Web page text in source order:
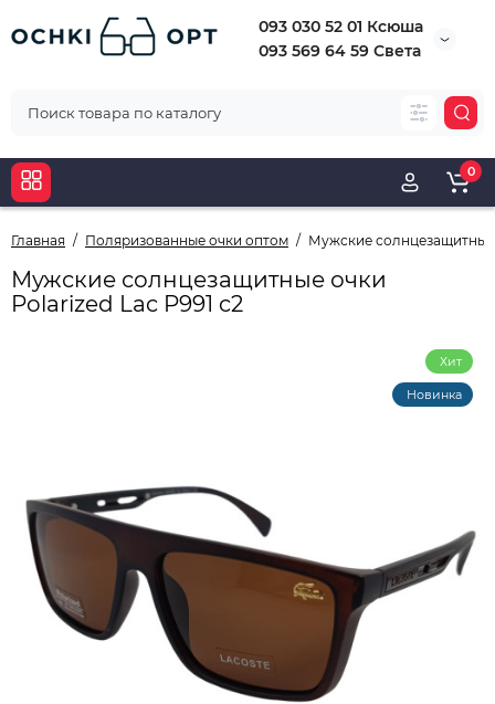
093 030 52 01 Ксюша
093 569 64 59 Света
0
Главная Поляризованные очки оптом Мужские солнцезащитные
Мужские солнцезащитные очки
Polarized Lac P991 c2
Хит
Новинка